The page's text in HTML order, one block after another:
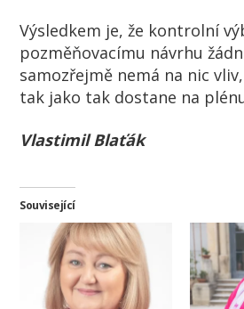
Výsledkem je, že kontrolní
pozměňovacímu návrhu
samozřejmě nemá na nic
tak jako tak dostane na
Vlastimil Blaťák
Související